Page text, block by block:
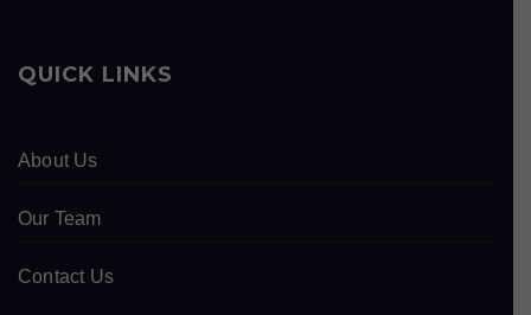
QUICK LINKS
About Us
Our Team
Contact Us